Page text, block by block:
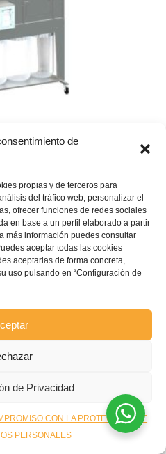
de
propias y de terceros para
del tráfico web, personalizar el
ofrecer funciones de redes sociales
en base a un perfil elaborado a partir
más información puedes consultar
aceptar todas las cookies
aceptarlas de forma concreta,
uso pulsando en “Configuración de
de Privacidad
CON LA PROTECCIÓN DE
PERSONALES